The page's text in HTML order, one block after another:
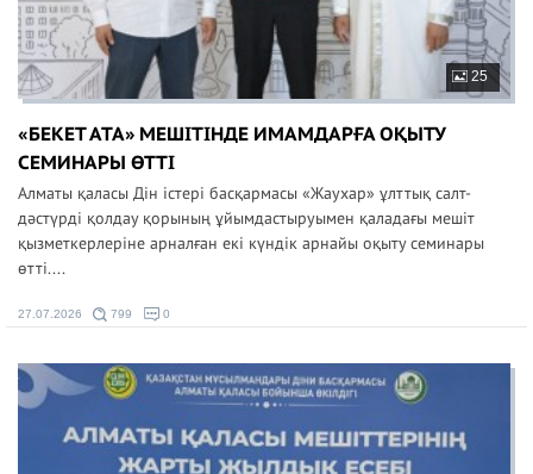
25
«БЕКЕТ АТА» МЕШІТІНДЕ ИМАМДАРҒА ОҚЫТУ
СЕМИНАРЫ ӨТТІ
Алматы қаласы Дін істері басқармасы «Жаухар» ұлттық салт-
дәстүрді қолдау қорының ұйымдастыруымен қаладағы мешіт
қызметкерлеріне арналған екі күндік арнайы оқыту семинары
өтті....
27.07.2026 799 0